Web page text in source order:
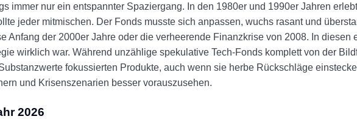
immer nur ein entspannter Spaziergang. In den 1980er und 1990er Jahren
jeder mitmischen. Der Fonds musste sich anpassen, wuchs rasant und
Anfang der 2000er Jahre oder die verheerende Finanzkrise von 2008. In diesen
wirklich war. Während unzählige spekulative Tech-Fonds komplett von der
fokussierten Produkte, auch wenn sie herbe Rückschläge
und Krisenszenarien besser vorauszusehen.
2026